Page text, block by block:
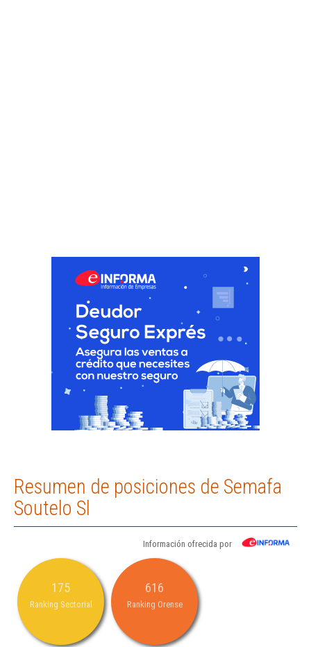
Resumen de posiciones de Semafa
Soutelo Sl
Información ofrecida por
175
Ranking Sectorial
616
Ranking Orense